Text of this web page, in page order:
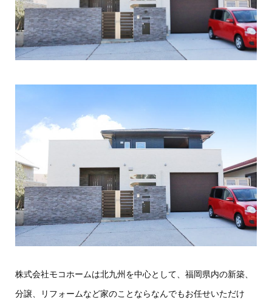
株式会社モコホームは北九州を中心として、福岡県内の新築、
分譲、リフォームなど家のことならなんでもお任せいただけ